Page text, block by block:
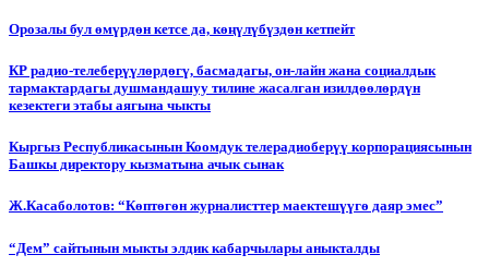
Орозалы бул өмүрдөн кетсе да, көңүлүбүздөн кетпейт
КР радио-телеберүүлөрдөгү, басмадагы, он-лайн жана социалдык
тармактардагы душмандашуу тилине жасалган изилдөөлөрдүн
кезектеги этабы аягына чыкты
Кыргыз Республикасынын Коомдук телерадиоберүү корпорациясынын
Башкы директору кызматына ачык сынак
Ж.Касаболотов: “Көптөгөн журналисттер маектешүүгө даяр эмес”
“Дем” сайтынын мыкты элдик кабарчылары аныкталды